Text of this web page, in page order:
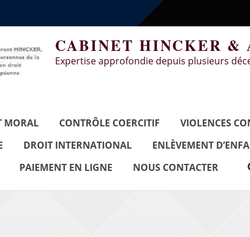
CABINET HINCKER &
Expertise approfondie depuis plusieurs
MORAL CONTRÔLE COERCITIF VIOLENCES
DROIT INTERNATIONAL ENLÈVEMENT
PAIEMENT EN LIGNE NOUS CONTACTER